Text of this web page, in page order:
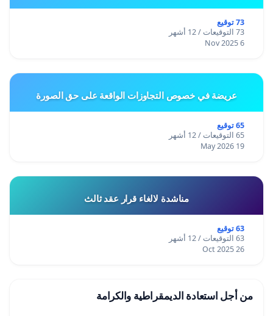
73 توقيع
73 التوقيعات / 12 أشهر
6 Nov 2025
عريضة في خصوص التجاوزات الواقعة على حق الصورة
65 توقيع
65 التوقيعات / 12 أشهر
19 May 2026
مناشدة لالغاء قرار عقد ثالث
63 توقيع
63 التوقيعات / 12 أشهر
26 Oct 2025
من أجل استعادة الديمقراطية والكرامة